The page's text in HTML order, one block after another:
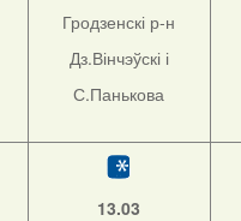
Гродзенскі р-н
Дз.Вінчэўскі і
С.Панькова
13.03